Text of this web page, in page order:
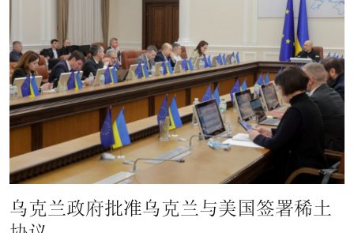
乌克兰政府批准乌克兰与美国签署稀土